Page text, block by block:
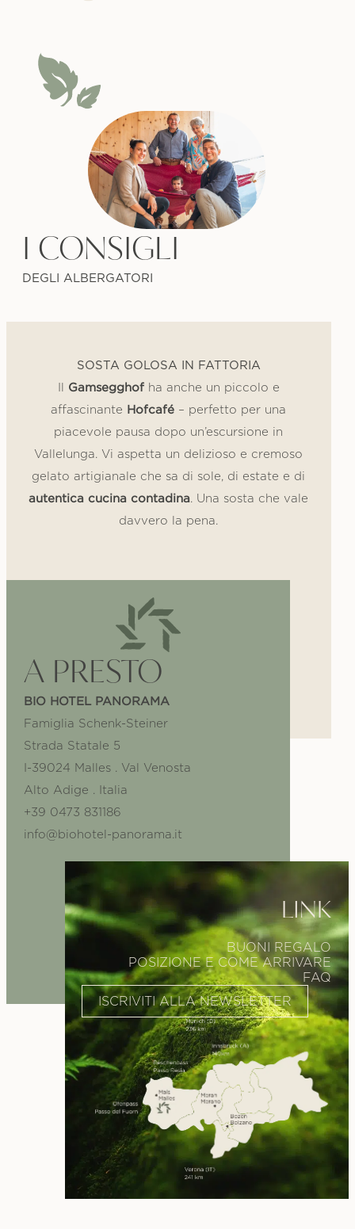
I CONSIGLI
DEGLI ALBERGATORI
SOSTA GOLOSA IN FATTORIA
Il Gamsegghofha anche un piccolo e
affascinante Hofcafé – perfetto per una
piacevole pausa dopo un’escursione in
Vallelunga. Vi aspetta un delizioso e cremoso
gelato artigianale che sa di sole, di estate e di
autentica cucina contadina. Una sosta che vale
davvero la pena.
A PRESTO
BIO HOTEL PANORAMA
Famiglia Schenk-Steiner
Strada Statale 5
I-39024 Malles . Val Venosta
Alto Adige . Italia
+39 0473 831186
info@biohotel-panorama.it
LINK
BUONI REGALO
POSIZIONE E COME ARRIVARE
FAQ
ISCRIVITI ALLA NEWSLETTER